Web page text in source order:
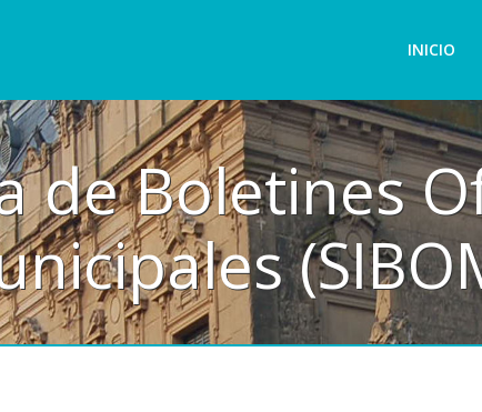
INICIO
de Boletines